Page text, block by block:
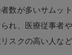
数が多いサムッ
れ、医療従事者
スクの高い人な